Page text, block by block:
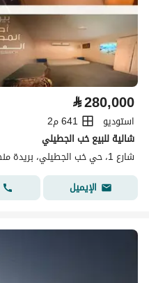
⃁280,000
استوديو
641 م2
شالية للبيع خب الجطيلي
شارع 1، حي خب الجطيلي، بريدة منطقة القصيم
الإيميل